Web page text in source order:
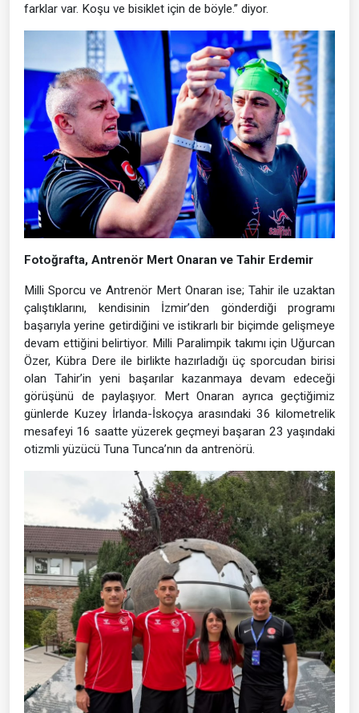
farklar var. Koşu ve bisiklet için de böyle.” diyor.
Fotoğrafta, Antrenör Mert Onaran ve Tahir Erdemir
Milli Sporcu ve Antrenör Mert Onaran ise; Tahir ile uzaktan
çalıştıklarını, kendisinin İzmir’den gönderdiği programı
başarıyla yerine getirdiğini ve istikrarlı bir biçimde gelişmeye
devam ettiğini belirtiyor. Milli Paralimpik takımı için Uğurcan
Özer, Kübra Dere ile birlikte hazırladığı üç sporcudan birisi
olan Tahir’in yeni başarılar kazanmaya devam edeceği
görüşünü de paylaşıyor. Mert Onaran ayrıca geçtiğimiz
günlerde Kuzey İrlanda-İskoçya arasındaki 36 kilometrelik
mesafeyi 16 saatte yüzerek geçmeyi başaran 23 yaşındaki
otizmli yüzücü Tuna Tunca’nın da antrenörü.